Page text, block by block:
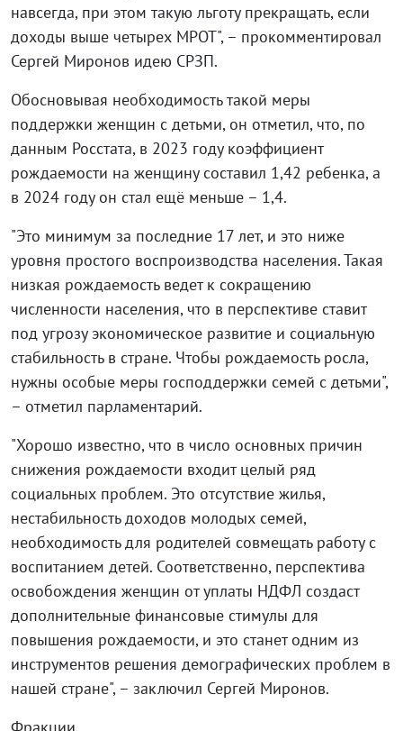
навсегда, при этом такую льготу прекращать, если
доходы выше четырех МРОТ", – прокомментировал
Сергей Миронов идею СРЗП.
Обосновывая необходимость такой меры
поддержки женщин с детьми, он отметил, что, по
данным Росстата, в 2023 году коэффициент
рождаемости на женщину составил 1,42 ребенка, а
в 2024 году он стал ещё меньше – 1,4.
"Это минимум за последние 17 лет, и это ниже
уровня простого воспроизводства населения. Такая
низкая рождаемость ведет к сокращению
численности населения, что в перспективе ставит
под угрозу экономическое развитие и социальную
стабильность в стране. Чтобы рождаемость росла,
нужны особые меры господдержки семей с детьми",
– отметил парламентарий.
"Хорошо известно, что в число основных причин
снижения рождаемости входит целый ряд
социальных проблем. Это отсутствие жилья,
нестабильность доходов молодых семей,
необходимость для родителей совмещать работу с
воспитанием детей. Соответственно, перспектива
освобождения женщин от уплаты НДФЛ создаст
дополнительные финансовые стимулы для
повышения рождаемости, и это станет одним из
инструментов решения демографических проблем в
нашей стране", – заключил Сергей Миронов.
Фракции